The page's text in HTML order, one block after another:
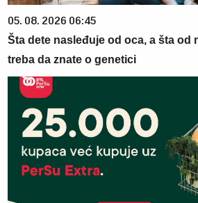
05. 08. 2026 06:45
Šta dete nasleđuje od oca, a šta od
treba da znate o genetici